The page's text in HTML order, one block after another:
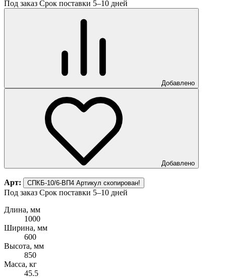
Под заказ Срок поставки 5–10 дней
Добавлено
Добавлено
Арт: СПКБ-10/6-ВП4 Артикул скопирован!
Под заказ Срок поставки 5–10 дней
Длина, мм
1000
Ширина, мм
600
Высота, мм
850
Масса, кг
45.5